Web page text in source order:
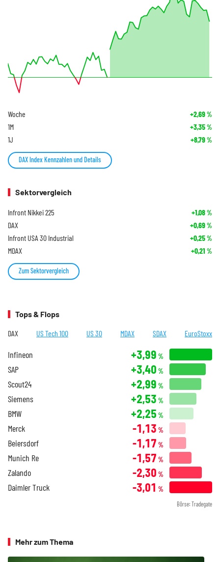
Woche +2,69%
1M +3,35%
1J +8,79%
DAX Index Kennzahlen und Details
Sektorvergleich
Infront Nikkei 225 +1,08%
DAX +0,69%
Infront USA 30 Industrial +0,25%
MDAX +0,21 %
Zum Sektorvergleich
Tops & Flops
DAX US Tech 100 US 30 MDAX SDAX EuroStoxx
Infineon +3,99 %
SAP +3,40 %
Scout24 +2,99 %
Siemens +2,53 %
BMW +2,25 %
Merck -1,13 %
Beiersdorf -1,17 %
Munich Re -1,57 %
Zalando -2,30 %
Daimler Truck -3,01 %
Börse: Tradegate
Mehr zum Thema